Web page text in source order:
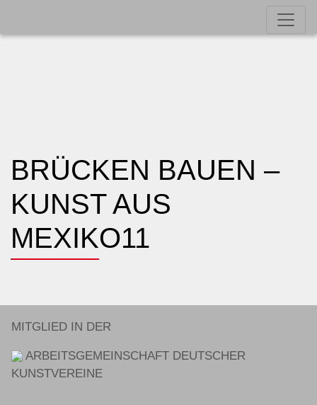
BRÜCKEN BAUEN –
KUNST AUS
MEXIKO11
MITGLIED IN DER
ARBEITSGEMEINSCHAFT DEUTSCHER
KUNSTVEREINE